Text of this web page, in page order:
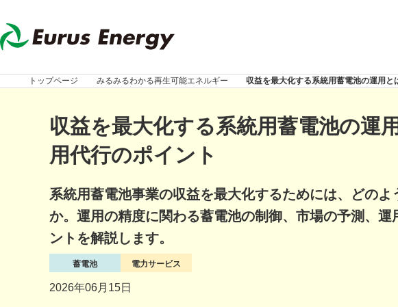
トップページ みるみるわかる再生可能エネルギー 収益を最大化する系統用蓄電池の運用と
収益を最大化する系統用蓄電池の運
用代行のポイント
系統用蓄電池事業の収益を最大化するためには、どの
か。運用の精度に関わる蓄電池の制御、市場の予測、
ントを解説します。
蓄電池 電力サービス
2026年06月15日